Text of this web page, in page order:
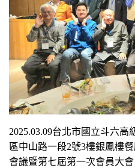
2025.03.09台北市國立斗六高
區中山路一段2號3樓銀鳳樓
會議暨第七屆第一次會員大